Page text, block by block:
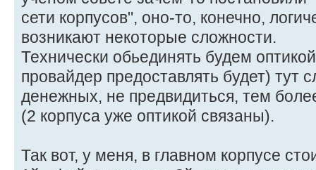
сети корпусов", оно-то, конечно,
возникают некоторые сложности.
Технически обьединять будем
провайдер предоставлять будет) тут
денежных, не предвидиться, тем
(2 корпуса уже оптикой связаны).
Так вот, у меня, в главном корпусе